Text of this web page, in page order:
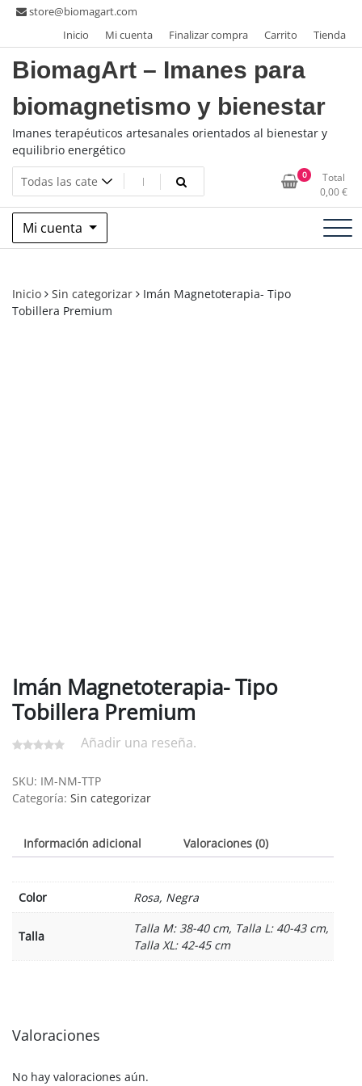
Saltarstore@biomagart.com
Inicio
Mi cuenta Finalizar compra Carrito Tienda
BiomagArt – Imanes para
biomagnetismo y bienestar
Imanes terapéuticos artesanales orientados al bienestar y
equilibrio energético
0
Total
0,00€
Mi cuenta
Inicio Sin categorizar
Imán Magnetoterapia- Tipo
Tobillera Premium
Imán Magnetoterapia- Tipo
Tobillera Premium
Añadir una reseña.
SKU: IM-NM-TTP
Categoría: Sin categorizar
Información adicional Valoraciones (0)
Color Rosa, Negra
Talla
Talla M: 38-40 cm, Talla L: 40-43 cm,
Talla XL: 42-45 cm
Valoraciones
No hay valoraciones aún.